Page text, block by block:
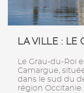
LA VILLE : LE
Le Grau-du-Roi
Camargue,
dans le sud du
région Occitanie.